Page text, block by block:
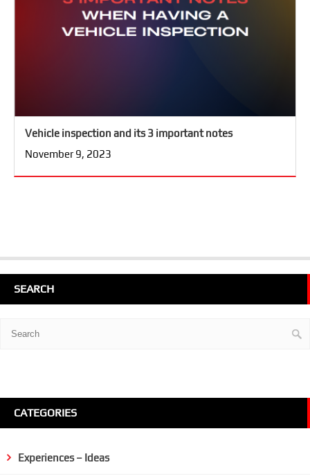
Vehicle inspection and its 3 important notes
November 9, 2023
SEARCH
CATEGORIES
Experiences – Ideas